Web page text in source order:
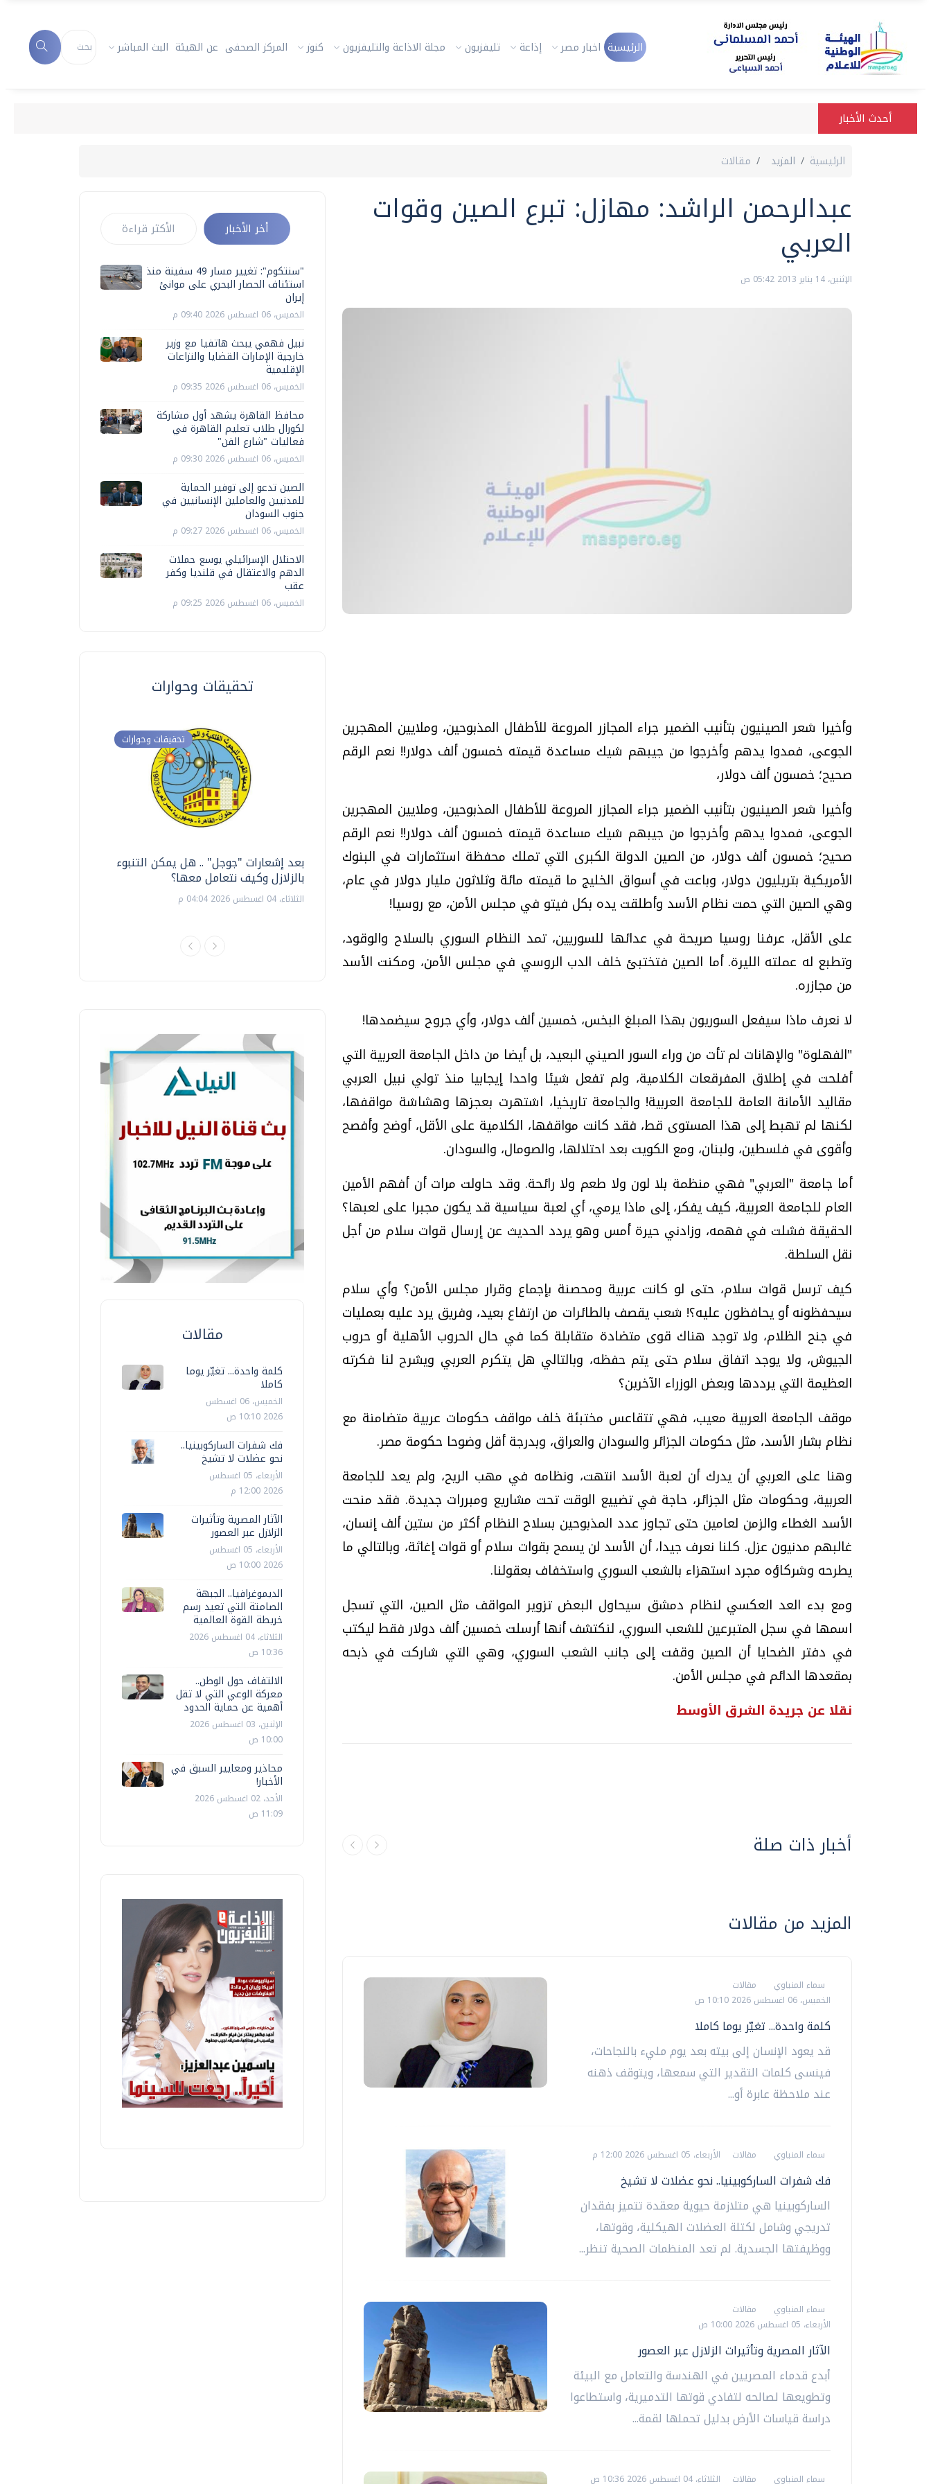
الرئيسية اخبار مصر إذاعة تليفزيون مجلة الاذاعة والتليفزيون كنوز المركز الصحفى عن الهيئة البث المباشر
أحدث الأخبار
الرئيسية المزيد مقالات
عبدالرحمن الراشد: مهازل: تبرع الصين وقوات
العربي
الإثنين، 14 يناير 2013 05:42 ص
وأخيرا شعر الصينيون بتأنيب الضمير جراء المجازر المروعة للأطفال المذبوحين، وملايين المهجرين
الجوعى، فمدوا يدهم وأخرجوا من جيبهم شيك مساعدة قيمته خمسون ألف دولار!! نعم الرقم
صحيح؛ خمسون ألف دولار،
وأخيرا شعر الصينيون بتأنيب الضمير جراء المجازر المروعة للأطفال المذبوحين، وملايين المهجرين
الجوعى، فمدوا يدهم وأخرجوا من جيبهم شيك مساعدة قيمته خمسون ألف دولار!! نعم الرقم
صحيح؛ خمسون ألف دولار، من الصين الدولة الكبرى التي تملك محفظة استثمارات في البنوك
الأمريكية بتريليون دولار، وباعت في أسواق الخليج ما قيمته مائة وثلاثون مليار دولار في عام،
وهي الصين التي حمت نظام الأسد وأطلقت يده بكل فيتو في مجلس الأمن، مع روسيا!
على الأقل، عرفنا روسيا صريحة في عدائها للسوريين، تمد النظام السوري بالسلاح والوقود،
وتطبع له عملته الليرة. أما الصين فتختبئ خلف الدب الروسي في مجلس الأمن، ومكنت الأسد
من مجازره.
لا نعرف ماذا سيفعل السوريون بهذا المبلغ البخس، خمسين ألف دولار، وأي جروح سيضمدها!
"الفهلوة" والإهانات لم تأت من وراء السور الصيني البعيد، بل أيضا من داخل الجامعة العربية التي
أفلحت في إطلاق المفرقعات الكلامية، ولم تفعل شيئا واحدا إيجابيا منذ تولي نبيل العربي
مقاليد الأمانة العامة للجامعة العربية! والجامعة تاريخيا، اشتهرت بعجزها وهشاشة مواقفها،
لكنها لم تهبط إلى هذا المستوى قط، فقد كانت مواقفها، الكلامية على الأقل، أوضح وأفصح
وأقوى في فلسطين، ولبنان، ومع الكويت بعد احتلالها، والصومال، والسودان.
أما جامعة "العربي" فهي منظمة بلا لون ولا طعم ولا رائحة. وقد حاولت مرات أن أفهم الأمين
العام للجامعة العربية، كيف يفكر، إلى ماذا يرمي، أي لعبة سياسية قد يكون مجبرا على لعبها؟
الحقيقة فشلت في فهمه، وزادني حيرة أمس وهو يردد الحديث عن إرسال قوات سلام من أجل
نقل السلطة.
كيف ترسل قوات سلام، حتى لو كانت عربية ومحصنة بإجماع وقرار مجلس الأمن؟ وأي سلام
سيحفظونه أو يحافظون عليه؟! شعب يقصف بالطائرات من ارتفاع بعيد، وفريق يرد عليه بعمليات
في جنح الظلام، ولا توجد هناك قوى متضادة متقابلة كما في حال الحروب الأهلية أو حروب
الجيوش، ولا يوجد اتفاق سلام حتى يتم حفظه، وبالتالي هل يتكرم العربي ويشرح لنا فكرته
العظيمة التي يرددها وبعض الوزراء الآخرين؟
موقف الجامعة العربية معيب، فهي تتقاعس مختبئة خلف مواقف حكومات عربية متضامنة مع
نظام بشار الأسد، مثل حكومات الجزائر والسودان والعراق، وبدرجة أقل وضوحا حكومة مصر.
وهنا على العربي أن يدرك أن لعبة الأسد انتهت، ونظامه في مهب الريح، ولم يعد للجامعة
العربية، وحكومات مثل الجزائر، حاجة في تضييع الوقت تحت مشاريع ومبررات جديدة. فقد منحت
الأسد الغطاء والزمن لعامين حتى تجاوز عدد المذبوحين بسلاح النظام أكثر من ستين ألف إنسان،
غالبهم مدنيون عزل. كلنا نعرف جيدا، أن الأسد لن يسمح بقوات سلام أو قوات إغاثة، وبالتالي ما
يطرحه وشركاؤه مجرد استهزاء بالشعب السوري واستخفاف بعقولنا.
ومع بدء العد العكسي لنظام دمشق سيحاول البعض تزوير المواقف مثل الصين، التي تسجل
اسمها في سجل المتبرعين للشعب السوري، لنكتشف أنها أرسلت خمسين ألف دولار فقط ليكتب
في دفتر الضحايا أن الصين وقفت إلى جانب الشعب السوري، وهي التي شاركت في ذبحه
بمقعدها الدائم في مجلس الأمن.
نقلا عن جريدة الشرق الأوسط
أخبار ذات صلة
المزيد من مقالات
سماء المنياوي
مقالات
الخميس، 06 اغسطس 2026 10:10 ص
كلمة واحدة... تغيّر يوما كاملا
قد يعود الإنسان إلى بيته بعد يوم مليء بالنجاحات،
فينسى كلمات التقدير التي سمعها، ويتوقف ذهنه
عند ملاحظة عابرة أو...
سماء المنياوي مقالات الأربعاء، 05 اغسطس 2026 12:00 م
فك شفرات الساركوبينيا.. نحو عضلات لا تشيخ
الساركوبينيا هي متلازمة حيوية معقدة تتميز بفقدان
تدريجي وشامل لكتلة العضلات الهيكلية، وقوتها،
ووظيفتها الجسدية. لم تعد المنظمات الصحية تنظر...
سماء المنياوي
مقالات
الأربعاء، 05 اغسطس 2026 10:00 ص
الآثار المصرية وتأثيرات الزلازل عبر العصور
أبدع قدماء المصريين في الهندسة والتعامل مع البيئة
وتطويعها لصالحه لتفادي قوتها التدميرية، واستطاعوا
دراسة قياسات الأرض بدليل تحملها لقمة...
سماء المنياوي مقالات الثلاثاء، 04 اغسطس 2026 10:36 ص
أخر الأخبار الأكثر قراءة
"سنتكوم": تغيير مسار 49 سفينة منذ
استئناف الحصار البحري على موانئ
إيران
الخميس، 06 اغسطس 2026 09:40 م
نبيل فهمي يبحث هاتفيا مع وزير
خارجية الإمارات القضايا والنزاعات
الإقليمية
الخميس، 06 اغسطس 2026 09:35 م
محافظ القاهرة يشهد أول مشاركة
لكورال طلاب تعليم القاهرة في
فعاليات "شارع الفن"
الخميس، 06 اغسطس 2026 09:30 م
الصين تدعو إلى توفير الحماية
للمدنيين والعاملين الإنسانيين في
جنوب السودان
الخميس، 06 اغسطس 2026 09:27 م
الاحتلال الإسرائيلي يوسع حملات
الدهم والاعتقال في قلنديا وكفر
عقب
الخميس، 06 اغسطس 2026 09:25 م
تحقيقات وحوارات
تحقيقات وحوارات
بعد إشعارات "جوجل" .. هل يمكن التنبوء
بالزلازل وكيف نتعامل معها؟
الثلاثاء، 04 اغسطس 2026 04:04 م
تحقيقات وحوارات
دليلك للتنسيق الجامعي .. تساؤلات
وإجابات
السبت، 01 اغسطس 2026 10:25 ص
تحقيقات وحوارات
فيديو.. الإعلام الرقمي.. تقنيات واعدة
وتحديات هائلة
الخميس، 30 يوليو 2026 01:09 م
تحقيقات وحوارات
موجات الطقس الساخنة.. لماذا تحدث وكيف
مقالات
كلمة واحدة... تغيّر يوما
كاملا
الخميس، 06 اغسطس
2026 10:10 ص
فك شفرات الساركوبينيا..
نحو عضلات لا تشيخ
الأربعاء، 05 اغسطس
2026 12:00 م
الآثار المصرية وتأثيرات
الزلازل عبر العصور
الأربعاء، 05 اغسطس
2026 10:00 ص
الديموغرافيا.. الجبهة
الصامتة التي تعيد رسم
خريطة القوة العالمية
الثلاثاء، 04 اغسطس 2026
10:36 ص
الالتفاف حول الوطن..
معركة الوعي التي لا تقل
أهمية عن حماية الحدود
الإثنين، 03 اغسطس 2026
10:00 ص
محاذير ومعايير السبق في
الأخبار!
الأحد، 02 اغسطس 2026
11:09 ص